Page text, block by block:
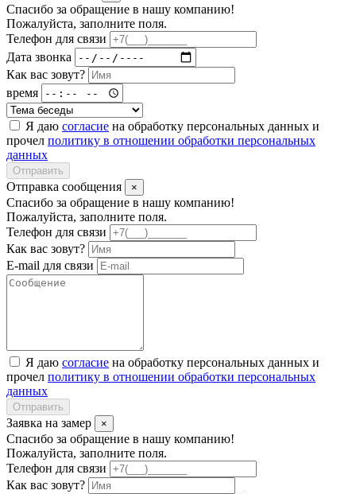
Спасибо за обращение в нашу компанию!
Пожалуйста, заполните поля.
Телефон для связи
Дата звонка
Как вас зовут?
время
Я даю согласие на обработку персональных данных и
прочел политику в отношении обработки персональных
данных
Отправить
Отправка сообщения ×
Спасибо за обращение в нашу компанию!
Пожалуйста, заполните поля.
Телефон для связи
Как вас зовут?
E-mail для связи
Я даю согласие на обработку персональных данных и
прочел политику в отношении обработки персональных
данных
Отправить
Заявка на замер ×
Спасибо за обращение в нашу компанию!
Пожалуйста, заполните поля.
Телефон для связи
Как вас зовут?